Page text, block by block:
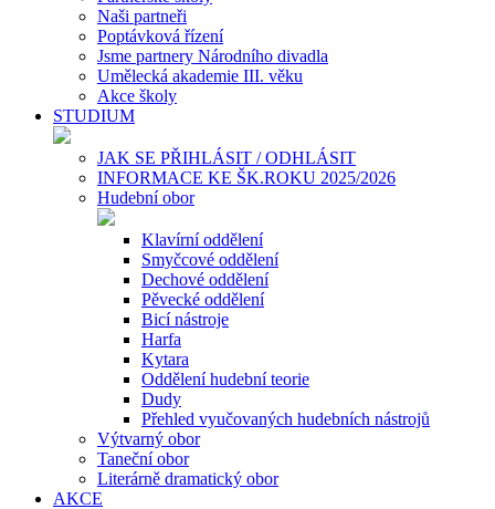
Naši partneři
Poptávková řízení
Jsme partnery Národního divadla
Umělecká akademie III. věku
Akce školy
STUDIUM
JAK SE PŘIHLÁSIT / ODHLÁSIT
INFORMACE KE ŠK.ROKU 2025/2026
Hudební obor
Klavírní oddělení
Smyčcové oddělení
Dechové oddělení
Pěvecké oddělení
Bicí nástroje
Harfa
Kytara
Oddělení hudební teorie
Dudy
Přehled vyučovaných hudebních nástrojů
Výtvarný obor
Taneční obor
Literárně dramatický obor
AKCE